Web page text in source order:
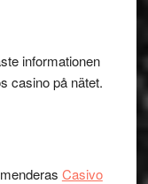
informationen
casino på nätet.
Casivo